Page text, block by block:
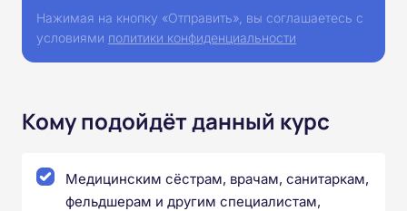
Нажимая на кнопку «Отправить», вы соглашаетесь с
условиями политики конфиденциальности
Кому подойдёт данный курс
Медицинским сёстрам, врачам, санитаркам,
фельдшерам и другим специалистам,